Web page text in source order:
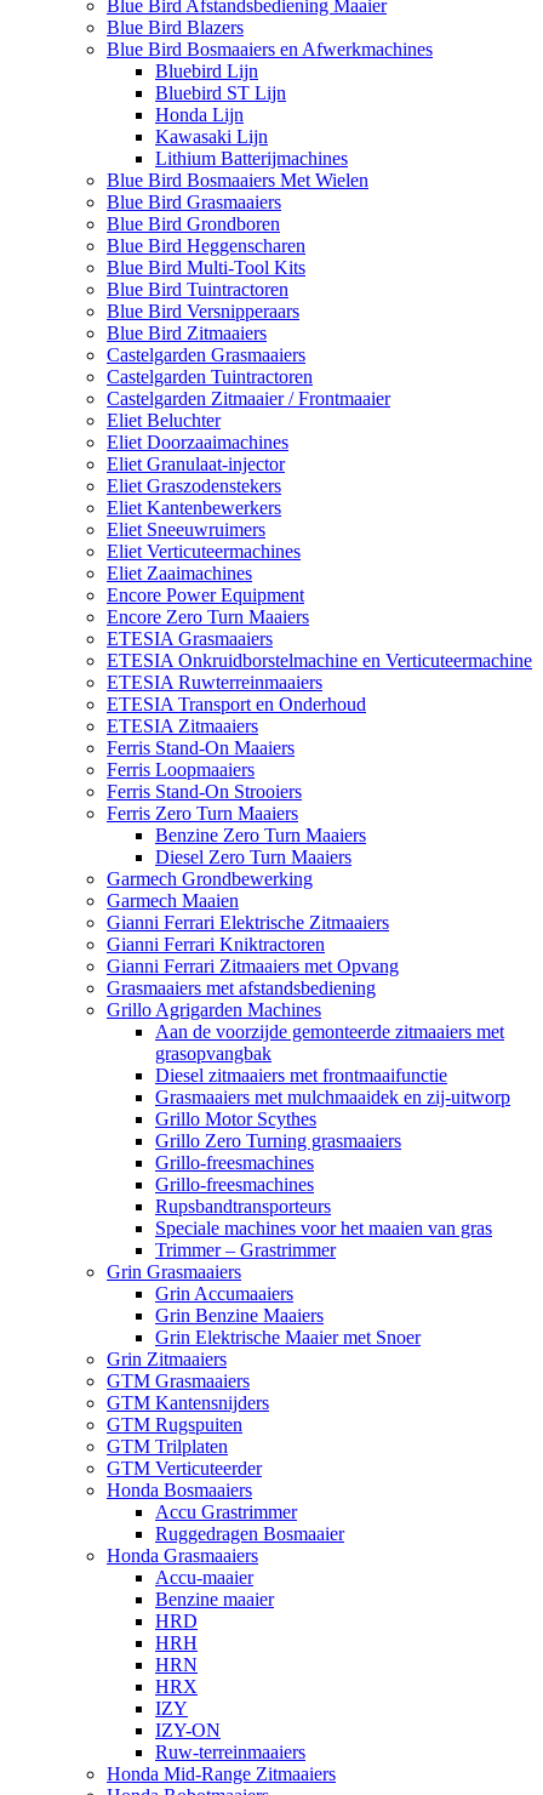
Blue Bird Afstandsbediening Maaier
Blue Bird Blazers
Blue Bird Bosmaaiers en Afwerkmachines
Bluebird Lijn
Bluebird ST Lijn
Honda Lijn
Kawasaki Lijn
Lithium Batterijmachines
Blue Bird Bosmaaiers Met Wielen
Blue Bird Grasmaaiers
Blue Bird Grondboren
Blue Bird Heggenscharen
Blue Bird Multi-Tool Kits
Blue Bird Tuintractoren
Blue Bird Versnipperaars
Blue Bird Zitmaaiers
Castelgarden Grasmaaiers
Castelgarden Tuintractoren
Castelgarden Zitmaaier / Frontmaaier
Eliet Beluchter
Eliet Doorzaaimachines
Eliet Granulaat-injector
Eliet Graszodenstekers
Eliet Kantenbewerkers
Eliet Sneeuwruimers
Eliet Verticuteermachines
Eliet Zaaimachines
Encore Power Equipment
Encore Zero Turn Maaiers
ETESIA Grasmaaiers
ETESIA Onkruidborstelmachine en Verticuteermachine
ETESIA Ruwterreinmaaiers
ETESIA Transport en Onderhoud
ETESIA Zitmaaiers
Ferris Stand-On Maaiers
Ferris Loopmaaiers
Ferris Stand-On Strooiers
Ferris Zero Turn Maaiers
Benzine Zero Turn Maaiers
Diesel Zero Turn Maaiers
Garmech Grondbewerking
Garmech Maaien
Gianni Ferrari Elektrische Zitmaaiers
Gianni Ferrari Kniktractoren
Gianni Ferrari Zitmaaiers met Opvang
Grasmaaiers met afstandsbediening
Grillo Agrigarden Machines
Aan de voorzijde gemonteerde zitmaaiers met
grasopvangbak
Diesel zitmaaiers met frontmaaifunctie
Grasmaaiers met mulchmaaidek en zij-uitworp
Grillo Motor Scythes
Grillo Zero Turning grasmaaiers
Grillo-freesmachines
Grillo-freesmachines
Rupsbandtransporteurs
Speciale machines voor het maaien van gras
Trimmer – Grastrimmer
Grin Grasmaaiers
Grin Accumaaiers
Grin Benzine Maaiers
Grin Elektrische Maaier met Snoer
Grin Zitmaaiers
GTM Grasmaaiers
GTM Kantensnijders
GTM Rugspuiten
GTM Trilplaten
GTM Verticuteerder
Honda Bosmaaiers
Accu Grastrimmer
Ruggedragen Bosmaaier
Honda Grasmaaiers
Accu-maaier
Benzine maaier
HRD
HRH
HRN
HRX
IZY
IZY-ON
Ruw-terreinmaaiers
Honda Mid-Range Zitmaaiers